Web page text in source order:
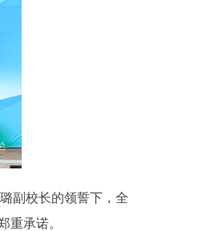
副校长的领誓下，全
重承诺。